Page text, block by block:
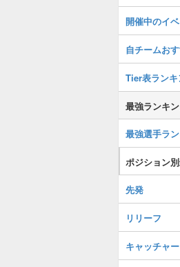
開催中のイ
自チームお
Tier表ラン
最強ランキ
最強選手ラ
ポジション
先発
リリーフ
キャッチャー